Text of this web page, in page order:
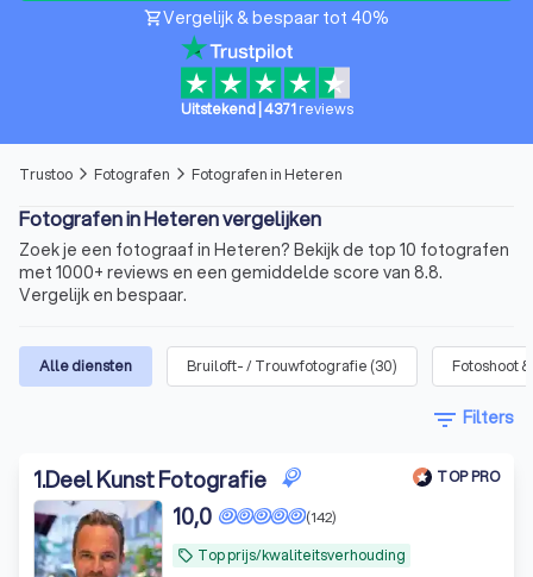
shopping_cartVergelijk & bespaar tot 40%
Uitstekend| 4371 reviews
Trustoo arrow_forward_ios Fotografen arrow_forward_ios Fotografen in Heteren
Fotografen in Heteren vergelijken
Zoek je een fotograaf in Heteren? Bekijk de top 10 fotografen
met 1000+ reviews en een gemiddelde score van 8.8.
Vergelijk en bespaar.
Alle diensten Bruiloft- / Trouwfotografie (30) Fotoshoot
filter_list Filters
1.Deel Kunst Fotografie TOP PRO
local_offer Top prijs/kwaliteitsverhouding
(142)
10,0